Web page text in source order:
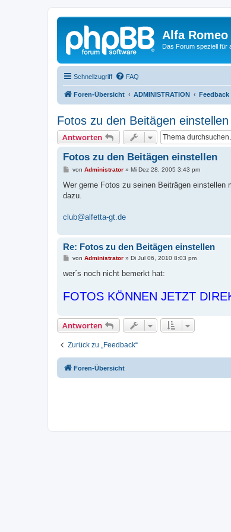
Alfa Romeo
Das Forum speziell für
Schnellzugriff FAQ
Foren-Übersicht ADMINISTRATION Feedback
Fotos zu den Beitägen einstellen
Antworten
Fotos zu den Beitägen einstellen
B
i
r
von Administrator» Mi Dez 28, 2005 3:43 pm
Wer gerne Fotos zu seinen Beiträgen
dazu.
club@alfetta-gt.de
Re: Fotos zu den Beitägen einstellen
B
i
a
g
von Administrator» Di Jul 06, 2010 8:03 pm
wer´s noch nicht bemerkt hat:
FOTOS KÖNNEN JETZT
Antworten
Zurück zu „Feedback“
Foren-Übersicht